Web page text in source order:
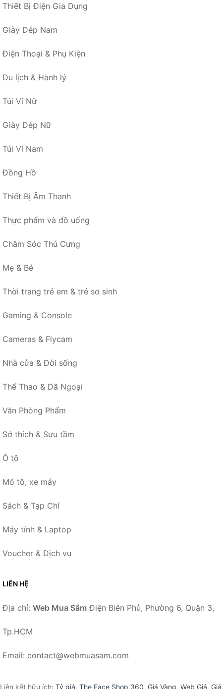
Thiết Bị Điện Gia Dụng
Giày Dép Nam
Điện Thoại & Phụ Kiện
Du lịch & Hành lý
Túi Ví Nữ
Giày Dép Nữ
Túi Ví Nam
Đồng Hồ
Thiết Bị Âm Thanh
Thực phẩm và đồ uống
Chăm Sóc Thú Cưng
Mẹ & Bé
Thời trang trẻ em & trẻ sơ sinh
Gaming & Console
Cameras & Flycam
Nhà cửa & Đời sống
Thể Thao & Dã Ngoại
Văn Phòng Phẩm
Sở thích & Sưu tầm
Ô tô
Mô tô, xe máy
Sách & Tạp Chí
Máy tính & Laptop
Voucher & Dịch vụ
LIÊN HỆ
Địa chỉ: Web Mua Sắm Điện Biên Phủ, Phường 6, Quận 3,
Tp.HCM
Email: contact@webmuasam.com
Liên kết hữu ích: Tỷ giá, The Face Shop 360, Giá Vàng, Web Giá, Giá